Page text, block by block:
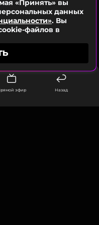
эфир Назад
чтобы
«Принять» вы
данных
. Вы
файлов в